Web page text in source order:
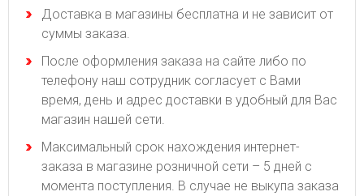
Доставка в магазины бесплатна и не зависит от
суммы заказа.
После оформления заказа на сайте либо по
телефону наш сотрудник согласует с Вами
время, день и адрес доставки в удобный для Вас
магазин нашей сети.
Максимальный срок нахождения интернет-
заказа в магазине розничной сети – 5 дней с
момента поступления. В случае не выкупа заказа